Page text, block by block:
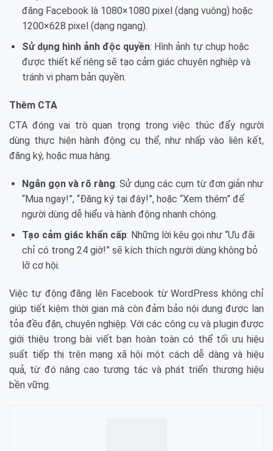
đăng Facebook là 1080×1080 pixel (dạng vuông) hoặc
1200×628 pixel (dạng ngang).
Sử dụng hình ảnh độc quyền: Hình ảnh tự chụp hoặc
được thiết kế riêng sẽ tạo cảm giác chuyên nghiệp và
tránh vi phạm bản quyền.
Thêm CTA
CTA đóng vai trò quan trọng trong việc thúc đẩy người
dùng thực hiện hành động cụ thể, như nhấp vào liên kết,
đăng ký, hoặc mua hàng.
Ngắn gọn và rõ ràng: Sử dụng các cụm từ đơn giản như
“Mua ngay!”, “Đăng ký tại đây!”, hoặc “Xem thêm” để
người dùng dễ hiểu và hành động nhanh chóng.
Tạo cảm giác khẩn cấp: Những lời kêu gọi như “Ưu đãi
chỉ có trong 24 giờ!” sẽ kích thích người dùng không bỏ
lỡ cơ hội.
Việc tự động đăng lên Facebook từ WordPress không chỉ
giúp tiết kiệm thời gian mà còn đảm bảo nội dung được lan
tỏa đều đặn, chuyên nghiệp. Với các công cụ và plugin được
giới thiệu trong bài viết bạn hoàn toàn có thể tối ưu hiệu
suất tiếp thị trên mạng xã hội một cách dễ dàng và hiệu
quả, từ đó nâng cao tương tác và phát triển thương hiệu
bền vững.